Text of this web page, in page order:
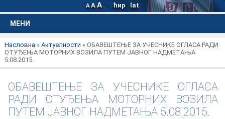
A A A ћир lat
МЕНИ
Насловна» Актуелности » ОБАВЕШТЕЊЕ ЗА УЧЕСНИКЕ ОГЛАСА РАДИ
ОТУЂЕЊА МОТОРНИХ ВОЗИЛА ПУТЕМ ЈАВНОГ НАДМЕТАЊА
5.08.2015.
ОБАВЕШТЕЊЕ ЗА УЧЕСНИКЕ ОГЛАСА
РАДИ ОТУЂЕЊА МОТОРНИХ ВОЗИЛА
ПУТЕМ ЈАВНОГ НАДМЕТАЊА 5.08.2015.